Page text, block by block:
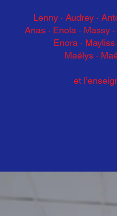
Lenny · Audrey ·
Anas · Enola · Massy
Enora · Mayliss
Maëlys ·
et